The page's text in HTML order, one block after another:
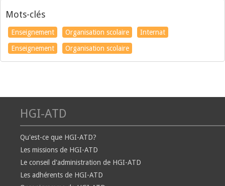
Mots-clés
Enseignement Organisation scolaire
Internat
Enseignement
Organisation scolaire
HGI-ATD
Qu'est-ce que HGI-ATD?
Les missions de HGI-ATD
Le conseil d'administration de HGI-ATD
Les adhérents de HGI-ATD